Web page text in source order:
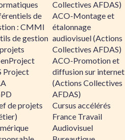
de
: CMMI
de gestion
Project
de projets
Collectives AFDAS)
ACO-Montage et
étalonnage
audiovisuel (Actions
Collectives AFDAS)
ACO-Promotion et
diffusion sur internet
(Actions Collectives
AFDAS)
Cursus accélérés
France Travail
Audiovisuel